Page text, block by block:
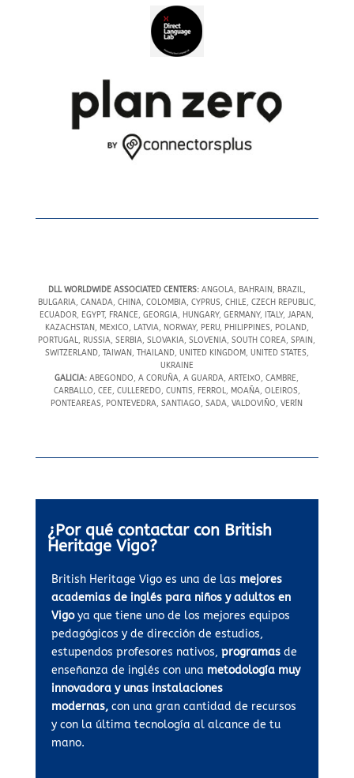
DLL WORLDWIDE ASSOCIATED CENTERS:ANGOLA, BAHRAIN, BRAZIL,
BULGARIA, CANADA, CHINA, COLOMBIA, CYPRUS, CHILE, CZECH REPUBLIC,
ECUADOR, EGYPT, FRANCE, GEORGIA, HUNGARY, GERMANY, ITALY, JAPAN,
KAZACHSTAN, MEXICO, LATVIA, NORWAY, PERU, PHILIPPINES, POLAND,
PORTUGAL, RUSSIA, SERBIA, SLOVAKIA, SLOVENIA, SOUTH COREA, SPAIN,
SWITZERLAND, TAIWAN, THAILAND, UNITED KINGDOM, UNITED STATES,
UKRAINE
GALICIA: ABEGONDO, A CORUÑA, A GUARDA, ARTEIXO, CAMBRE,
CARBALLO, CEE, CULLEREDO, CUNTIS, FERROL, MOAÑA, OLEIROS,
PONTEAREAS, PONTEVEDRA, SANTIAGO, SADA, VALDOVIÑO, VERÍN
¿Por qué contactar con British
Heritage Vigo?
British Heritage Vigo es una de las mejores
academias de inglés para niños y adultos en
Vigoya que tiene uno de los mejores equipos
pedagógicos y de dirección de estudios,
estupendos profesores nativos, programas de
enseñanza de inglés con una metodología muy
innovadora y unas instalaciones
modernas,con una gran cantidad de recursos
y con la última tecnología al alcance de tu
mano.